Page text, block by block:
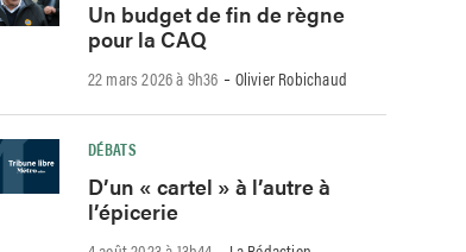
Un budget de fin de règne
pour la CAQ
22 mars 2026 à 9h36 -Olivier Robichaud
DÉBATS
D’un « cartel » à l’autre à
l’épicerie